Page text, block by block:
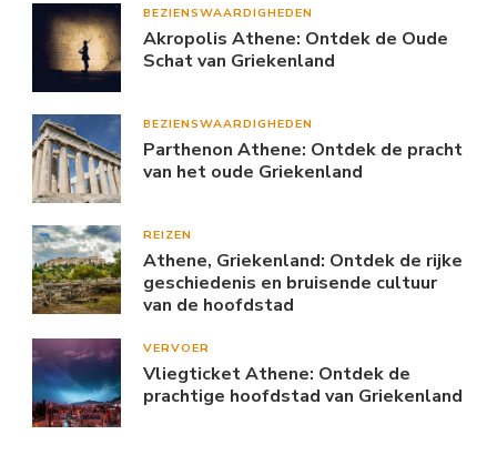
BEZIENSWAARDIGHEDEN
Akropolis Athene: Ontdek de Oude
Schat van Griekenland
BEZIENSWAARDIGHEDEN
Parthenon Athene: Ontdek de pracht
van het oude Griekenland
REIZEN
Athene, Griekenland: Ontdek de rijke
geschiedenis en bruisende cultuur
van de hoofdstad
VERVOER
Vliegticket Athene: Ontdek de
prachtige hoofdstad van Griekenland